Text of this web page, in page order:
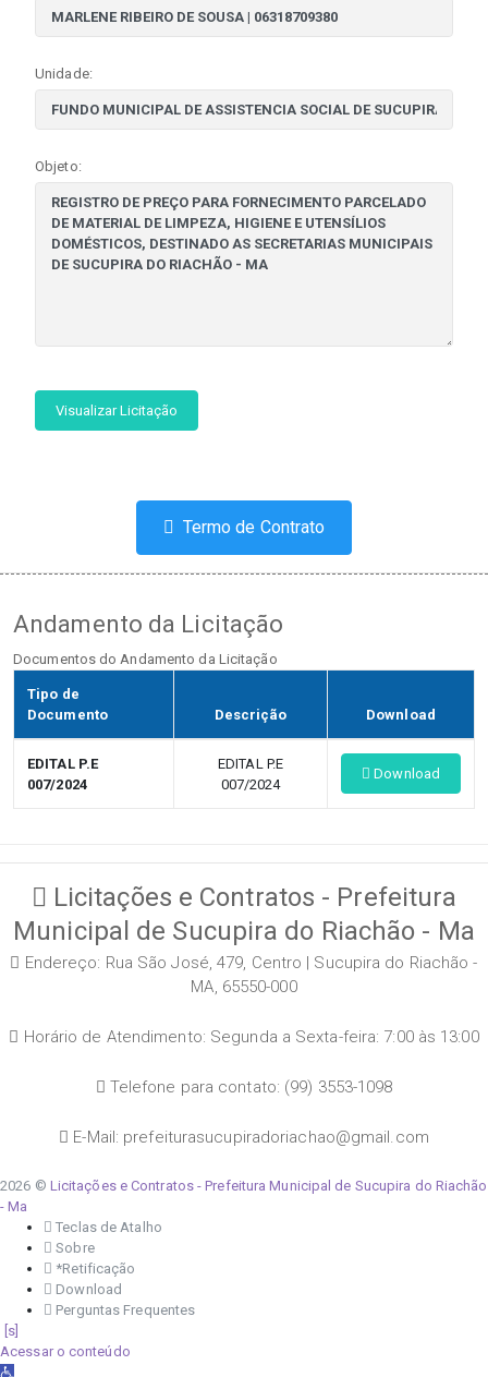
Unidade:
Objeto:
Visualizar Licitação
Termo de Contrato
Andamento da Licitação
Documentos do Andamento da Licitação
Tipo de
Documento
Descrição Download
EDITAL P.E
007/2024
EDITAL P.E
007/2024
Download
Licitações e Contratos - Prefeitura
Municipal de Sucupira do Riachão - Ma
Endereço: Rua São José, 479, Centro | Sucupira do Riachão -
MA, 65550-000
Horário de Atendimento: Segunda a Sexta-feira: 7:00 às 13:00
Telefone para contato: (99) 3553-1098
E-Mail: prefeiturasucupiradoriachao@gmail.com
2026 © Licitações e Contratos - Prefeitura Municipal de Sucupira do Riachão
- Ma
Teclas de Atalho
Sobre
*Retificação
Download
Perguntas Frequentes
Acessar o conteúdo
Abrir a barra de ferramentas